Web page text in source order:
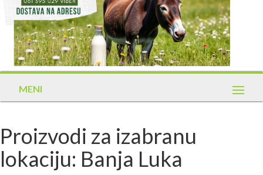
MENI
Proizvodi za izabranu
lokaciju: Banja Luka